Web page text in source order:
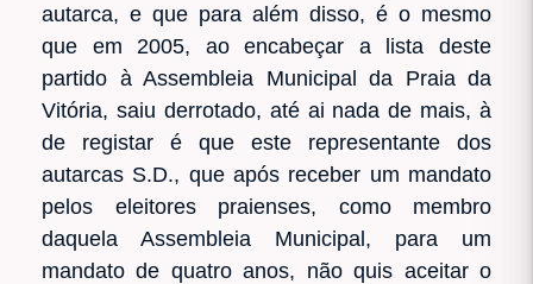
autarca, e que para além disso, é o mesmo
que em 2005, ao encabeçar a lista deste
partido à Assembleia Municipal da Praia da
Vitória, saiu derrotado, até ai nada de mais, à
de registar é que este representante dos
autarcas S.D., que após receber um mandato
pelos eleitores praienses, como membro
daquela Assembleia Municipal, para um
mandato de quatro anos, não quis aceitar o